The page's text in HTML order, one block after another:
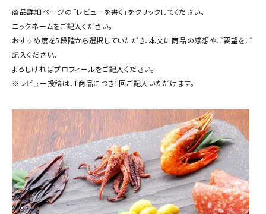
お酒別オススメ
価格別
お問い合わせ
ご利用ガイド
直営店
商品詳細ページの「レビューを書く」をクリックしてください。
ニックネームをご記入ください。
おすすめ度を5段階から選択していただき、本文に商品の感想やご要望をご
記入ください。
よろしければプロフィールをご記入ください。
※レビュー投稿は、1商品につき1回ご記入いただけます。